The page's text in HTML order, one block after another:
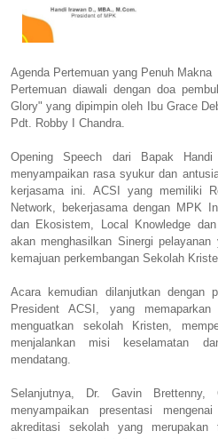
Agenda Pertemuan yang Penuh Makna
Pertemuan diawali dengan doa
Glory" yang dipimpin oleh Ibu Grace
Pdt. Robby I Chandra.
Opening Speech dari Bapak
menyampaikan rasa syukur dan
kerjasama ini. ACSI yang memiliki
Network, bekerjasama dengan MPK
dan Ekosistem, Local Knowledge dan
akan menghasilkan Sinergi
kemajuan perkembangan Sekolah
Acara kemudian dilanjutkan dengan
President ACSI, yang
menguatkan sekolah Kristen,
menjalankan misi keselamatan
mendatang.
Selanjutnya, Dr. Gavin Brettenny,
menyampaikan presentasi
akreditasi sekolah yang merupakan